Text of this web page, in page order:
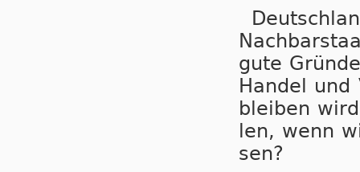
gute
Han­del
blei­ben
len, wenn
sen?